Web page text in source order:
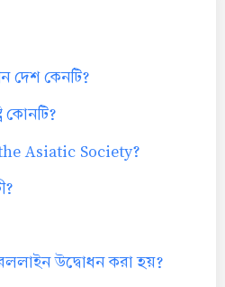
দেশ কেনটি?
কোনটি?
Asiatic Society?
উদ্বোধন করা হয়?